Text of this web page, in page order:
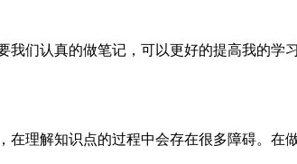
们认真的做笔记，可以更好的提高我的学
理解知识点的过程中会存在很多障碍。在